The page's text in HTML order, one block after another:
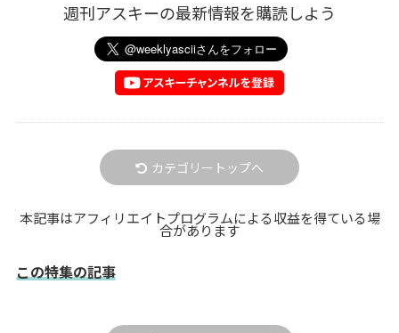
週刊アスキーの最新情報を購読しよう
カテゴリートップへ
本記事はアフィリエイトプログラムによる収益を得ている場
合があります
この特集の記事